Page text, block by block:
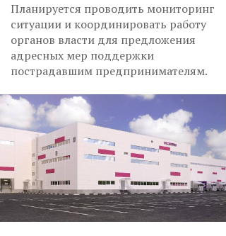
Планируется проводить мониторинг
ситуации и координировать работу
органов власти для предложения
адресных мер поддержки
пострадавшим предпринимателям.